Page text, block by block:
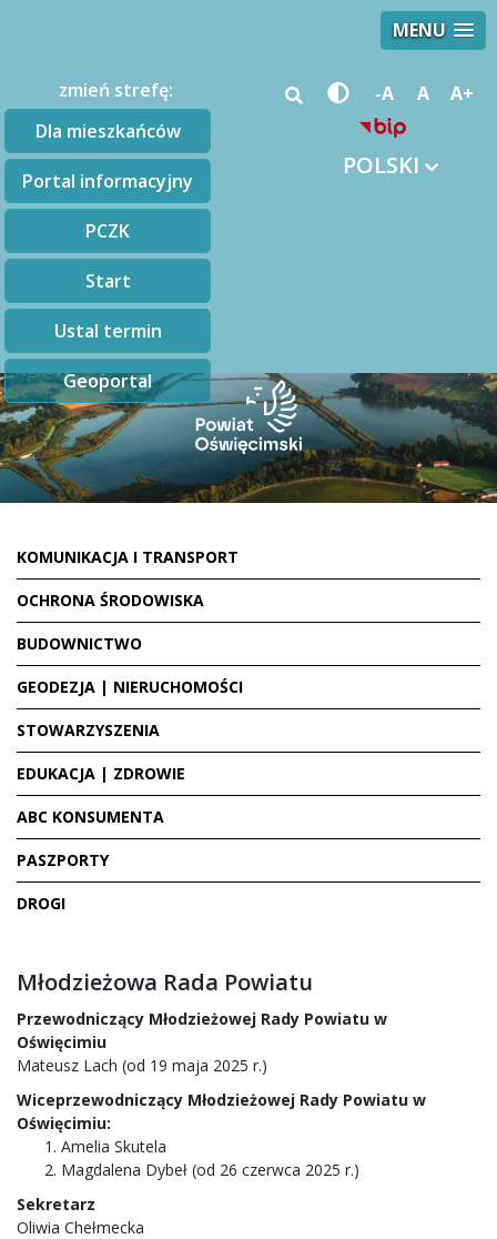
MENU
zmień strefę:
Dla mieszkańców
Portal informacyjny
PCZK
Start
Ustal termin
Geoportal
-A A A+
POLSKI
KOMUNIKACJA I TRANSPORT
OCHRONA ŚRODOWISKA
BUDOWNICTWO
GEODEZJA | NIERUCHOMOŚCI
STOWARZYSZENIA
EDUKACJA | ZDROWIE
ABC KONSUMENTA
PASZPORTY
DROGI
Młodzieżowa Rada Powiatu
Przewodniczący Młodzieżowej Rady Powiatu w
Oświęcimiu
Mateusz Lach (od 19 maja 2025 r.)
Wiceprzewodniczący Młodzieżowej Rady Powiatu w
Oświęcimiu:
Amelia Skutela
Magdalena Dybeł (od 26 czerwca 2025 r.)
Sekretarz
Oliwia Chełmecka